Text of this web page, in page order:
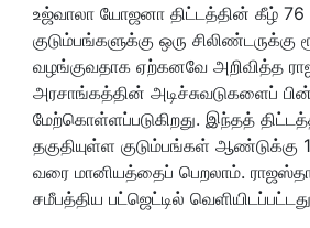
உஜ்வாலா யோஜனா திட்டத்தின் கீழ் 76
குடும்பங்களுக்கு ஒரு சிலிண்டருக்கு
வழங்குவதாக ஏற்கனவே அறிவித்த
அரசாங்கத்தின் அடிச்சுவடுகளைப்
மேற்கொள்ளப்படுகிறது. இந்தத்
தகுதியுள்ள குடும்பங்கள் ஆண்டுக்கு
வரை மானியத்தைப் பெறலாம்.
சமீபத்திய பட்ஜெட்டில்